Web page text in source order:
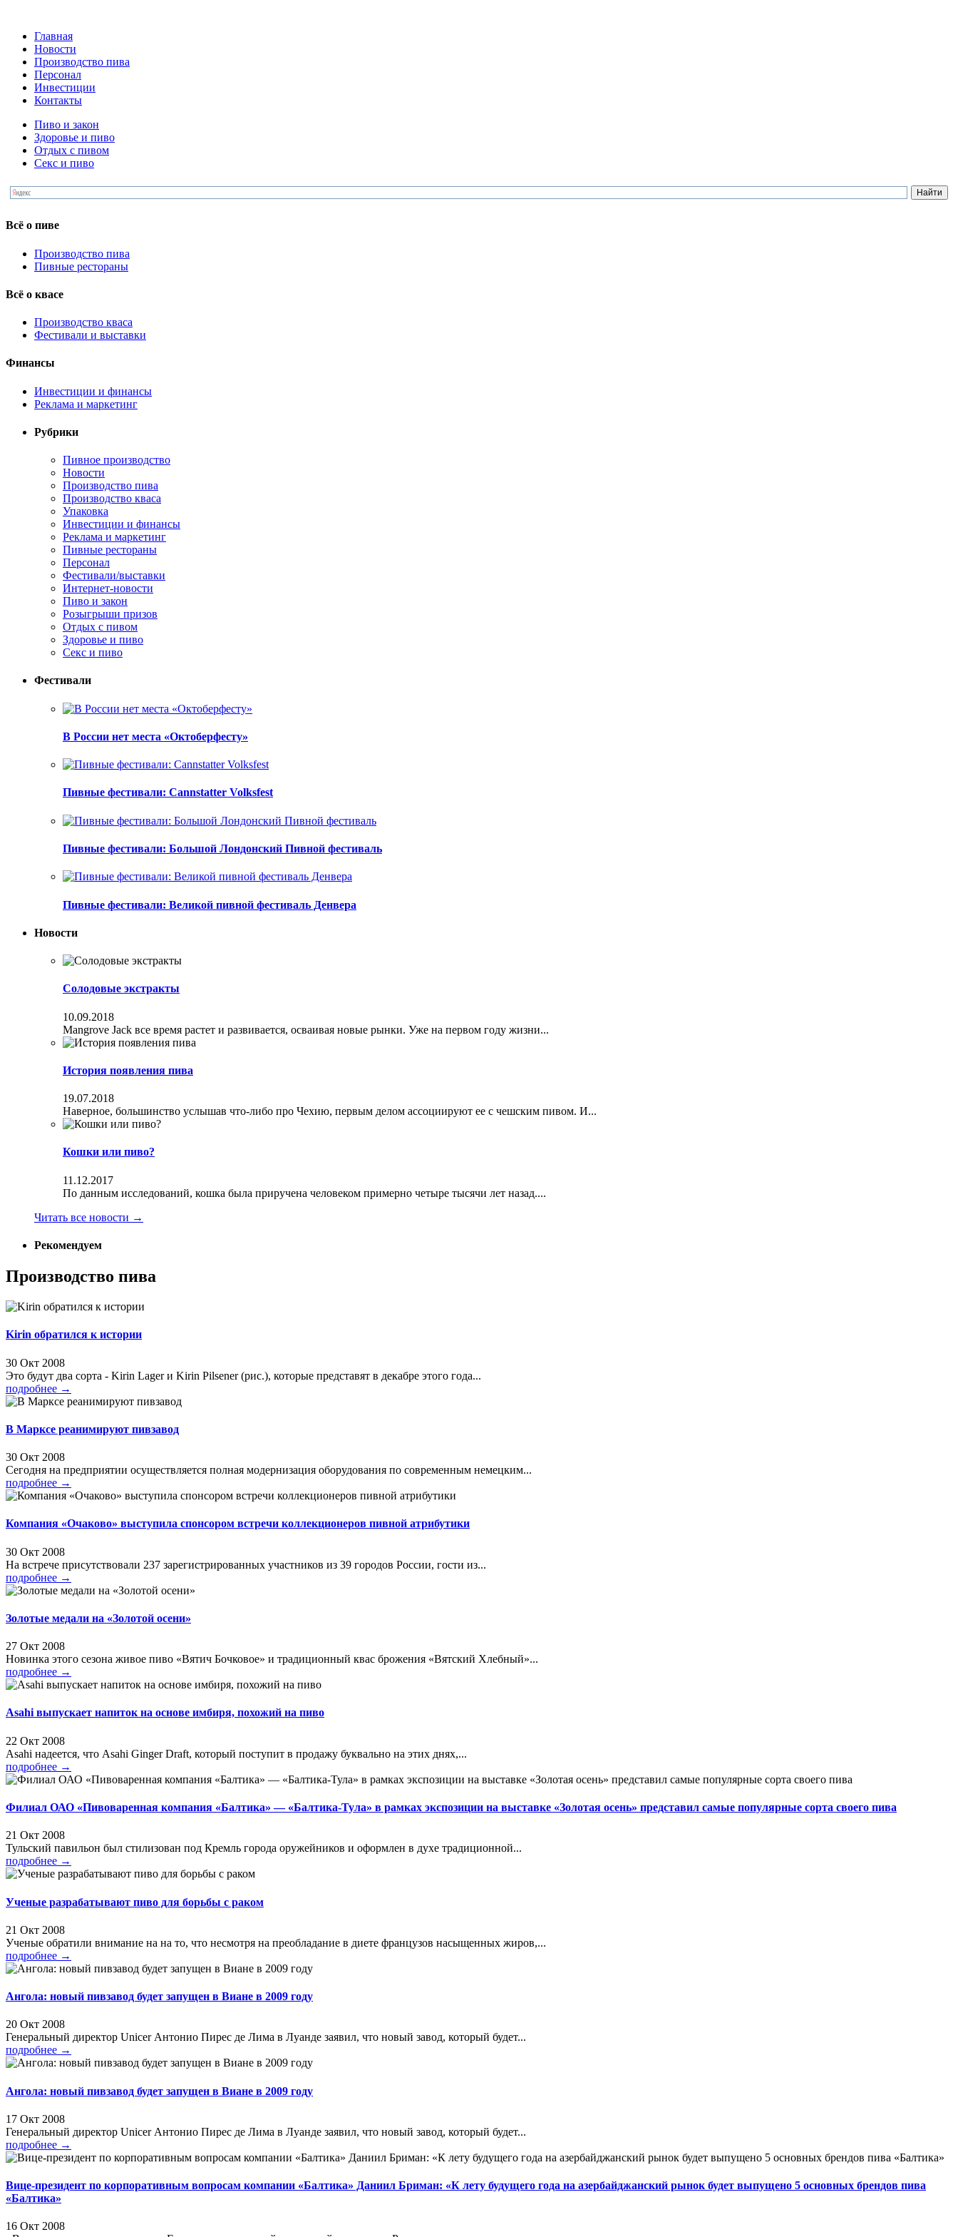
Главная
Новости
Производство пива
Персонал
Инвестиции
Контакты
Пиво и закон
Здоровье и пиво
Отдых с пивом
Секс и пиво
Всё о пиве
Производство пива
Пивные рестораны
Всё о квасе
Производство кваса
Фестивали и выставки
Финансы
Инвестиции и финансы
Реклама и маркетинг
Рубрики
Пивное производство
Новости
Производство пива
Производство кваса
Упаковка
Инвестиции и финансы
Реклама и маркетинг
Пивные рестораны
Персонал
Фестивали/выставки
Интернет-новости
Пиво и закон
Розыгрыши призов
Отдых с пивом
Здоровье и пиво
Секс и пиво
Фестивали
В России нет места «Октоберфесту»
Пивные фестивали: Cannstatter Volksfest
Пивные фестивали: Большой Лондонский Пивной фестиваль
Пивные фестивали: Великой пивной фестиваль Денвера
Новости
Солодовые экстракты
10.09.2018
Mangrove Jack все время растет и развивается, осваивая новые рынки. Уже на первом году жизни...
История появления пива
19.07.2018
Наверное, большинство услышав что-либо про Чехию, первым делом ассоциируют ее с чешским пивом. И...
Кошки или пиво?
11.12.2017
По данным исследований, кошка была приручена человеком примерно четыре тысячи лет назад....
Читать все новости →
Рекомендуем
Производство пива
Kirin обратился к истории
30 Окт 2008
Это будут два сорта - Kirin Lager и Kirin Pilsener (рис.), которые представят в декабре этого года...
подробнее →
В Марксе реанимируют пивзавод
30 Окт 2008
Сегодня на предприятии осуществляется полная модернизация оборудования по современным немецким...
подробнее →
Компания «Очаково» выступила спонсором встречи коллекционеров пивной атрибутики
30 Окт 2008
На встрече присутствовали 237 зарегистрированных участников из 39 городов России, гости из...
подробнее →
Золотые медали на «Золотой осени»
27 Окт 2008
Новинка этого сезона живое пиво «Вятич Бочковое» и традиционный квас брожения «Вятский Хлебный»...
подробнее →
Asahi выпускает напиток на основе имбиря, похожий на пиво
22 Окт 2008
Asahi надеется, что Аsahi Ginger Draft, который поступит в продажу буквально на этих днях,...
подробнее →
Филиал ОАО «Пивоваренная компания «Балтика» — «Балтика-Тула» в рамках экспозиции на выставке «Золотая осень» представил самые популярные сорта своего пива
21 Окт 2008
Тульский павильон был стилизован под Кремль города оружейников и оформлен в духе традиционной...
подробнее →
Ученые разрабатывают пиво для борьбы с раком
21 Окт 2008
Ученые обратили внимание на на то, что несмотря на преобладание в диете французов насыщенных жиров,...
подробнее →
Ангола: новый пивзавод будет запущен в Виане в 2009 году
20 Окт 2008
Генеральный директор Unicer Антонио Пирес де Лима в Луанде заявил, что новый завод, который будет...
подробнее →
Ангола: новый пивзавод будет запущен в Виане в 2009 году
17 Окт 2008
Генеральный директор Unicer Антонио Пирес де Лима в Луанде заявил, что новый завод, который будет...
подробнее →
Вице-президент по корпоративным вопросам компании «Балтика» Даниил Бриман: «К лету будущего года на азербайджанский рынок будет выпущено 5 основных брендов пива
«Балтика»
16 Окт 2008